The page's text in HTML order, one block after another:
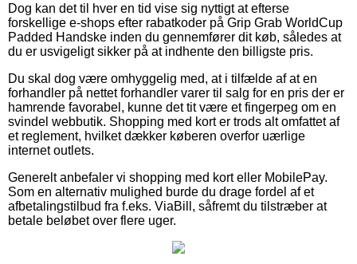
Dog kan det til hver en tid vise sig nyttigt at efterse
forskellige e-shops efter rabatkoder på Grip Grab WorldCup
Padded Handske inden du gennemfører dit køb, således at
du er usvigeligt sikker på at indhente den billigste pris.
Du skal dog være omhyggelig med, at i tilfælde af at en
forhandler på nettet forhandler varer til salg for en pris der er
hamrende favorabel, kunne det tit være et fingerpeg om en
svindel webbutik. Shopping med kort er trods alt omfattet af
et reglement, hvilket dækker køberen overfor uærlige
internet outlets.
Generelt anbefaler vi shopping med kort eller MobilePay.
Som en alternativ mulighed burde du drage fordel af et
afbetalingstilbud fra f.eks. ViaBill, såfremt du tilstræber at
betale beløbet over flere uger.